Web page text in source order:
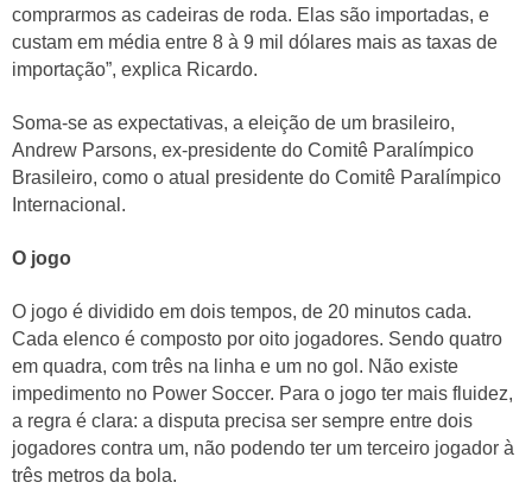
comprarmos as cadeiras de roda. Elas são importadas, e
custam em média entre 8 à 9 mil dólares mais as taxas de
importação”, explica Ricardo.
Soma-se as expectativas, a eleição de um brasileiro,
Andrew Parsons, ex-presidente do Comitê Paralímpico
Brasileiro, como o atual presidente do Comitê Paralímpico
Internacional.
O jogo
O jogo é dividido em dois tempos, de 20 minutos cada.
Cada elenco é composto por oito jogadores. Sendo quatro
em quadra, com três na linha e um no gol. Não existe
impedimento no Power Soccer. Para o jogo ter mais fluidez,
a regra é clara: a disputa precisa ser sempre entre dois
jogadores contra um, não podendo ter um terceiro jogador à
três metros da bola.